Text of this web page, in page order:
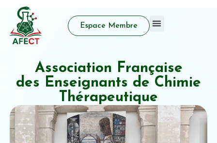
Espace Membre
Association Française
des Enseignants de Chimie
Thérapeutique